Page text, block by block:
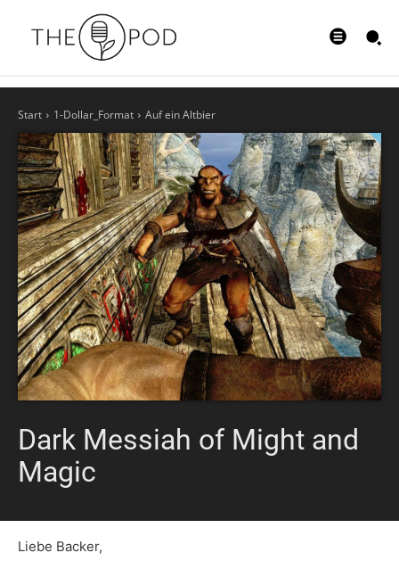
Start 1-Dollar_Format Auf ein Altbier
Dark Messiah of Might and
Magic
Liebe Backer,